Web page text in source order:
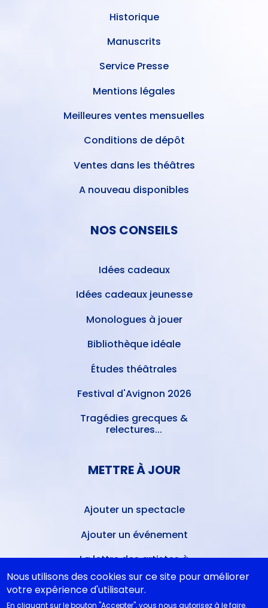
Historique
Manuscrits
Service Presse
Mentions légales
Meilleures ventes mensuelles
Conditions de dépôt
Ventes dans les théâtres
A nouveau disponibles
NOS CONSEILS
Idées cadeaux
Idées cadeaux jeunesse
Monologues à jouer
Bibliothèque idéale
Études théâtrales
Festival d'Avignon 2026
Tragédies grecques &
relectures...
METTRE À JOUR
Ajouter un spectacle
Ajouter un événement
La lettre des artistes à
Emmanuel Macron
Nous utilisons des cookies sur ce site pour améliorer
votre expérience d'utilisateur.
En cliquant sur le bouton "Accepter", vous nous autorisez à le faire.